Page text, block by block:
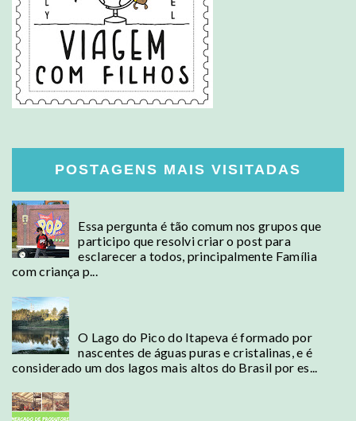
POSTAGENS MAIS VISITADAS
Essa pergunta é tão comum nos grupos que
participo que resolvi criar o post para
esclarecer a todos, principalmente Família
com criança p...
O Lago do Pico do Itapeva é formado por
nascentes de águas puras e cristalinas, e é
considerado um dos lagos mais altos do Brasil por es...